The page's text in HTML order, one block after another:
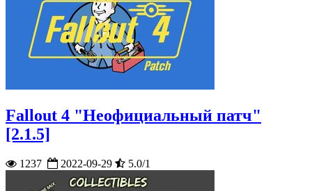
Fallout 4 "Неофициальный патч"
[2.1.5]
1237 2022-09-29 5.0/1